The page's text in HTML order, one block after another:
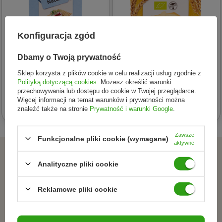
PURAL (ciastka)
PURAL PIECZYWO
CHRUPKIE BŁONNIKOWE
OWSIANE BEZGLUTENOWE
BIO 160g
7,62 zł
PURAL (ciastka)
PURAL SUCHARKI
ORKISZOWE MAŚLANE BIO
200g
13,23 zł
ZAPISZ SIĘ DO NEWSLETTERA
Dołącz do tych, którzy
wybierają świadomie.
Konfiguracja zgód
Dbamy o Twoją prywatność
Sklep korzysta z plików cookie w celu realizacji usług zgodnie z
Polityką dotyczącą cookies . Możesz określić warunki
przechowywania lub dostępu do cookie w Twojej przeglądarce.
Więcej informacji na temat warunków i prywatności można
znaleźć także na stronie Prywatność i warunki Google
Funkcjonalne pliki cookie (wymagane)
Zawsze
aktywne
Analityczne pliki cookie
Reklamowe pliki cookie